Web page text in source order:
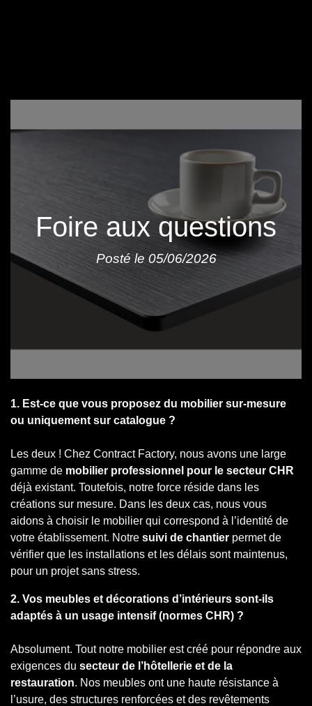
Foire aux questions
Posté le 05/06/2026
1. Est-ce que vous proposez du mobilier sur-mesure
ou uniquement sur catalogue ?
Les deux ! Chez Contract Factory, nous avons une large
gamme de mobilier professionnel pour le secteur CHR
déjà existant. Toutefois, notre force réside dans les
créations sur mesure. Dans les deux cas, nous vous
aidons à choisir le mobilier qui correspond à l’identité de
votre établissement. Notre suivi de chantier permet de
vérifier que les installations et les délais sont maintenus,
pour un projet sans stress.
2. Vos meubles et décorations d’intérieurs sont-ils
adaptés à un usage intensif (normes CHR) ?
Absolument. Tout notre mobilier est créé pour répondre aux
exigences du secteur de l’hôtellerie et de la
restauration. Nos meubles ont une haute résistance à
l’usure, des structures renforcées et des revêtements